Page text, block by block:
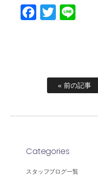
Facebook
Twitter
« 前の記事
Categories
スタッフブログ一覧